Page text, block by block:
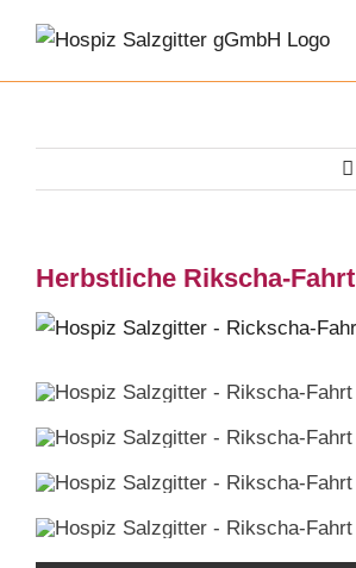
Inhalt
springen
Herbstliche Rikscha-Fahrt
Zeige
Bild